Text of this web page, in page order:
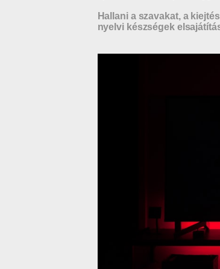
Hallani a szavakat, a
nyelvi készségek